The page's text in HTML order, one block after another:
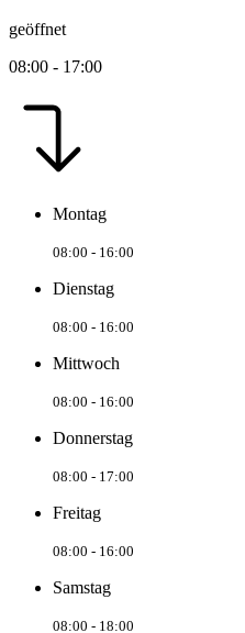
geöffnet
08:00 - 17:00
Montag
08:00 - 16:00
Dienstag
08:00 - 16:00
Mittwoch
08:00 - 16:00
Donnerstag
08:00 - 17:00
Freitag
08:00 - 16:00
Samstag
08:00 - 18:00